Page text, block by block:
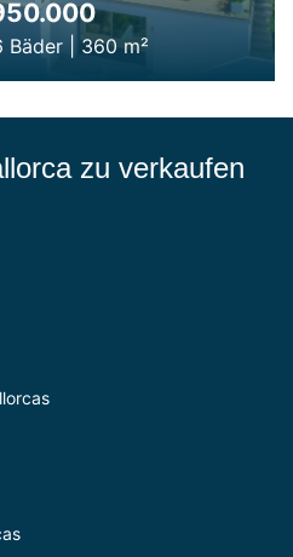
Bäder|360 m²
zu verkaufen